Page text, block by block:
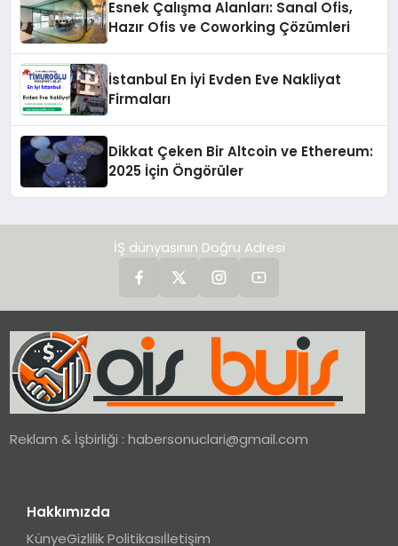
Esnek Çalışma Alanları: Sanal Ofis,
Hazır Ofis ve Coworking Çözümleri
İstanbul En İyi Evden Eve Nakliyat
Firmaları
Dikkat Çeken Bir Altcoin ve Ethereum:
2025 İçin Öngörüler
İŞ dünyasının Doğru Adresi
Reklam & İşbirliği :habersonuclari@gmail.com
Hakkımızda
KünyeGizlilik Politikasıİletişim